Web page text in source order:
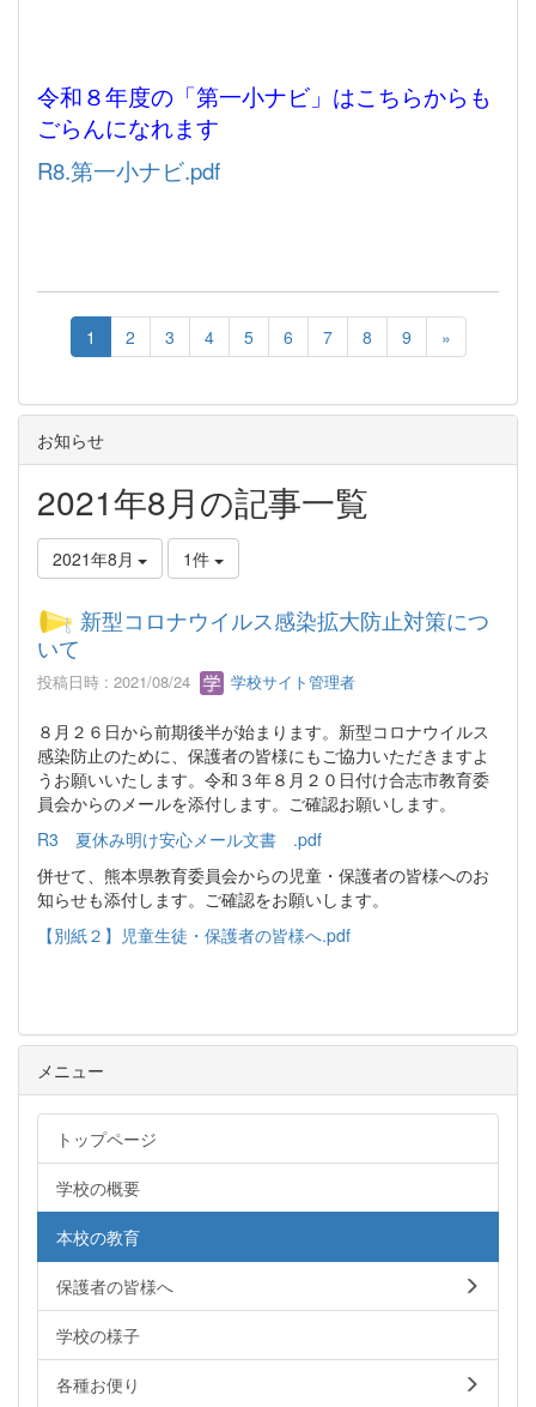
令和８年度の「第一小ナビ」はこちらからも
ごらんになれます
R8.第一小ナビ.pdf
1 2 3 4 5 6 7 8 9 »
お知らせ
2021年8月の記事一覧
2021年8月 1件
新型コロナウイルス感染拡大防止対策につ
いて
投稿日時 : 2021/08/24 学校サイト管理者
８月２６日から前期後半が始まります。新型コロナウイルス
感染防止のために、保護者の皆様にもご協力いただきますよ
うお願いいたします。令和３年８月２０日付け合志市教育委
員会からのメールを添付します。ご確認お願いします。
R3 夏休み明け安心メール文書 .pdf
併せて、熊本県教育委員会からの児童・保護者の皆様へのお
知らせも添付します。ご確認をお願いします。
【別紙２】児童生徒・保護者の皆様へ.pdf
メニュー
トップページ
学校の概要
本校の教育
保護者の皆様へ
学校の様子
各種お便り